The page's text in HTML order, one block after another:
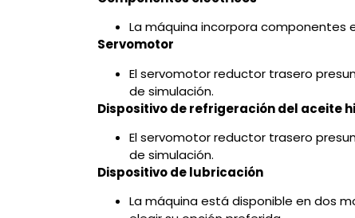
La máquina incorpora componentes
Servomotor
El servomotor reductor trasero
de simulación.
Dispositivo de refrigeración del aceite
El servomotor reductor trasero
de simulación.
Dispositivo de lubricación
La máquina está disponible en dos